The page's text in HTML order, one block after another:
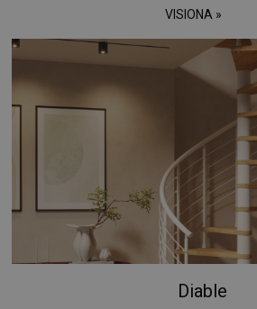
VISIONA »
Diable